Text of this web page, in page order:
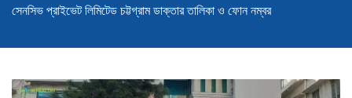
সেনসিভ প্রাইভেট লিমিটেড চট্টগ্রাম ডাক্তার তালিকা ও ফোন নম্বর